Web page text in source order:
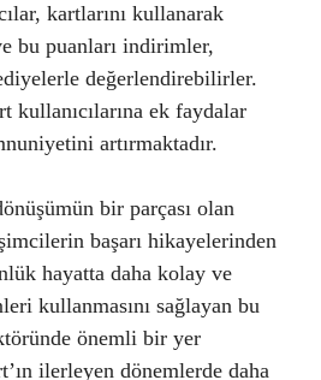
kartlarını kullanarak
bu puanları indirimler,
değerlendirebilirler.
kullanıcılarına ek faydalar
artırmaktadır.
bir parçası olan
başarı hikayelerinden
hayatta daha kolay ve
kullanmasını sağlayan bu
önemli bir yer
ilerleyen dönemlerde daha